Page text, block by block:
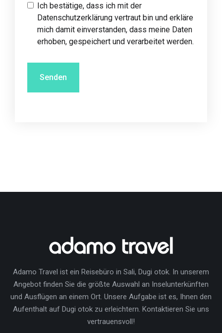
Ich bestätige, dass ich mit der
Datenschutzerklärung vertraut bin und erkläre
mich damit einverstanden, dass meine Daten
erhoben, gespeichert und verarbeitet werden.
Senden
Adamo Travel ist ein Reisebüro in Sali, Dugi otok. In unserem
Angebot finden Sie die größte Auswahl an Inselunterkünften
und Ausflügen an einem Ort. Unsere Aufgabe ist es, Ihnen den
Aufenthalt auf Dugi otok zu erleichtern. Kontaktieren Sie uns
vertrauensvoll!